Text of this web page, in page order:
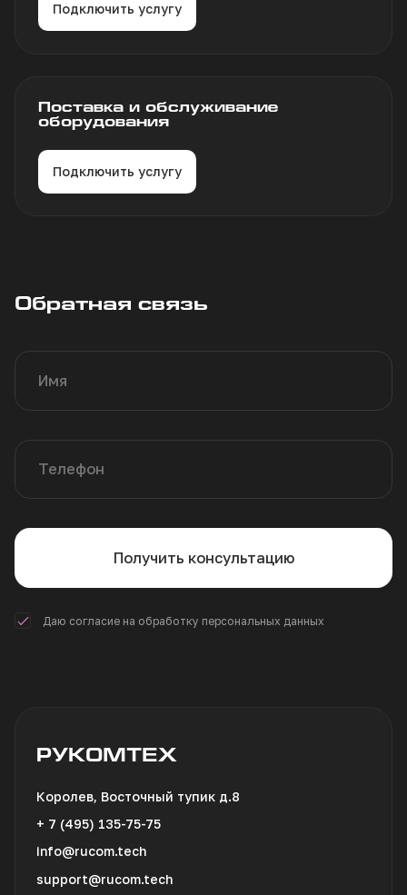
Подключить услугу
Поставка и обслуживание
оборудования
Подключить услугу
Обратная связь
Получить консультацию
Даю согласие на обработку персональных данных
РУКОМТЕХ
Королев, Восточный тупик д.8
+ 7 (495) 135-75-75
info@rucom.tech
support@rucom.tech